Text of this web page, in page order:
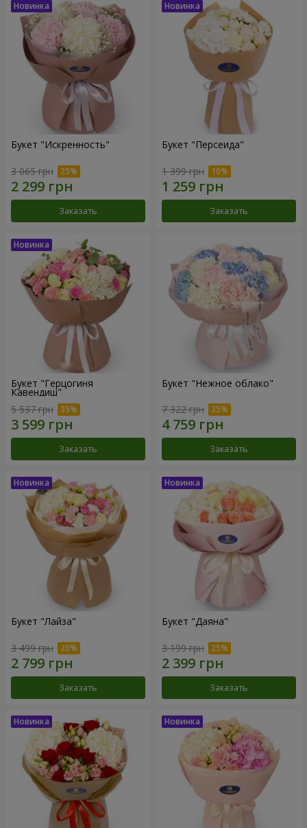
Букет "Искренность"
3 065 грн
Заказать
Букет "Персеида"
1 399 грн
Заказать
Букет "Герцогиня
Кавендиш"
5 537 грн
Заказать
Букет "Нежное облако"
7 322 грн
Заказать
Букет "Лайза"
3 499 грн
Заказать
Букет "Даяна"
3 199 грн
Заказать